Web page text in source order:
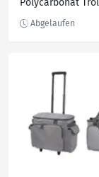
Polycarbonat